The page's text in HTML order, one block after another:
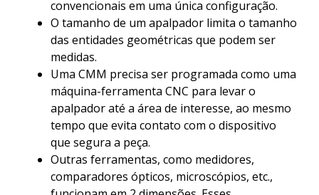
convencionais em uma única configuração.
O tamanho de um apalpador limita o tamanho
das entidades geométricas que podem ser
medidas.
Uma CMM precisa ser programada como uma
máquina-ferramenta CNC para levar o
apalpador até a área de interesse, ao mesmo
tempo que evita contato com o dispositivo
que segura a peça.
Outras ferramentas, como medidores,
comparadores ópticos, microscópios, etc.,